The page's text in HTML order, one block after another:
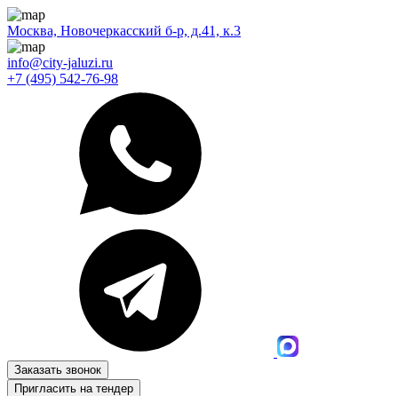
Москва, Новочеркасский б-р, д.41, к.3
info@city-jaluzi.ru
+7 (495) 542-76-98
Заказать звонок
Пригласить на тендер